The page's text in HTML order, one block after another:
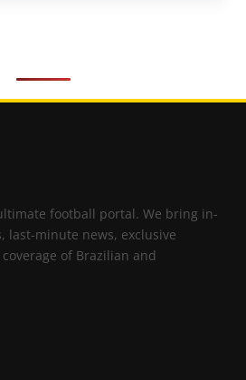
football portal. We bring in-
last-minute news, exclusive
of Brazilian and